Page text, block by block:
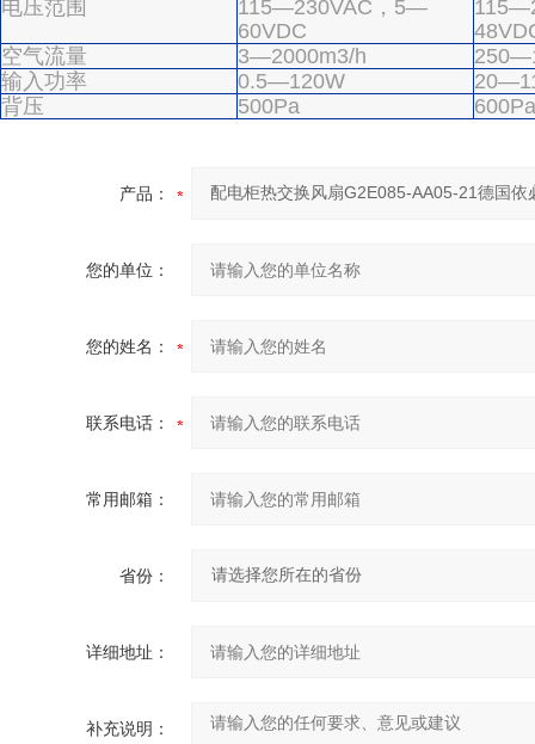
电压范围
115—230VAC，5—
60VDC
空气流量
3—2000m3/h
输入功率
0.5—120W
背压
500Pa 600Pa
产品：
您的单位：
您的姓名：
联系电话：
常用邮箱：
省份：
详细地址：
补充说明：